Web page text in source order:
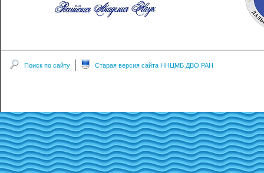
Поиск по сайту Старая версия сайта ННЦМБ ДВО РАН